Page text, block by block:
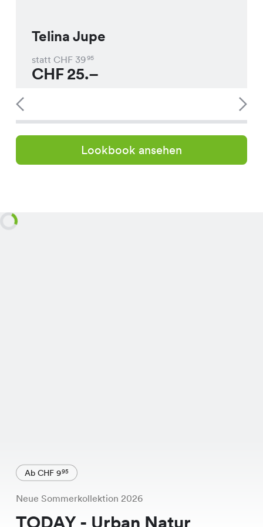
Telina Jupe
statt CHF 3995
CHF25.–
Lookbook ansehen
Ab CHF 995
Neue Sommerkollektion 2026
TODAY - Urban Natur